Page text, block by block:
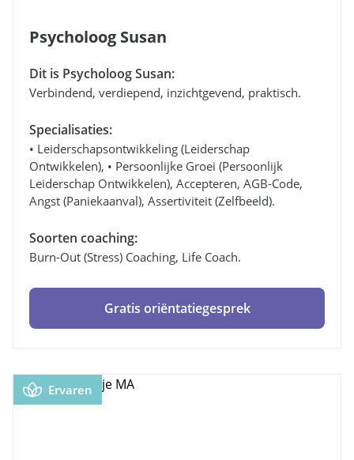
Psycholoog Susan
Dit is Psycholoog Susan:
Verbindend, verdiepend, inzichtgevend, praktisch.
Specialisaties:
• Leiderschapsontwikkeling (leiderschap
Ontwikkelen), • Persoonlijke Groei (persoonlijk
Leiderschap Ontwikkelen), Accepteren, AGB-Code,
Angst (paniekaanval), Assertiviteit (zelfbeeld).
Soorten coaching:
Burn-Out (stress) Coaching, Life Coach.
Gratis oriëntatiegesprek
Ervaren